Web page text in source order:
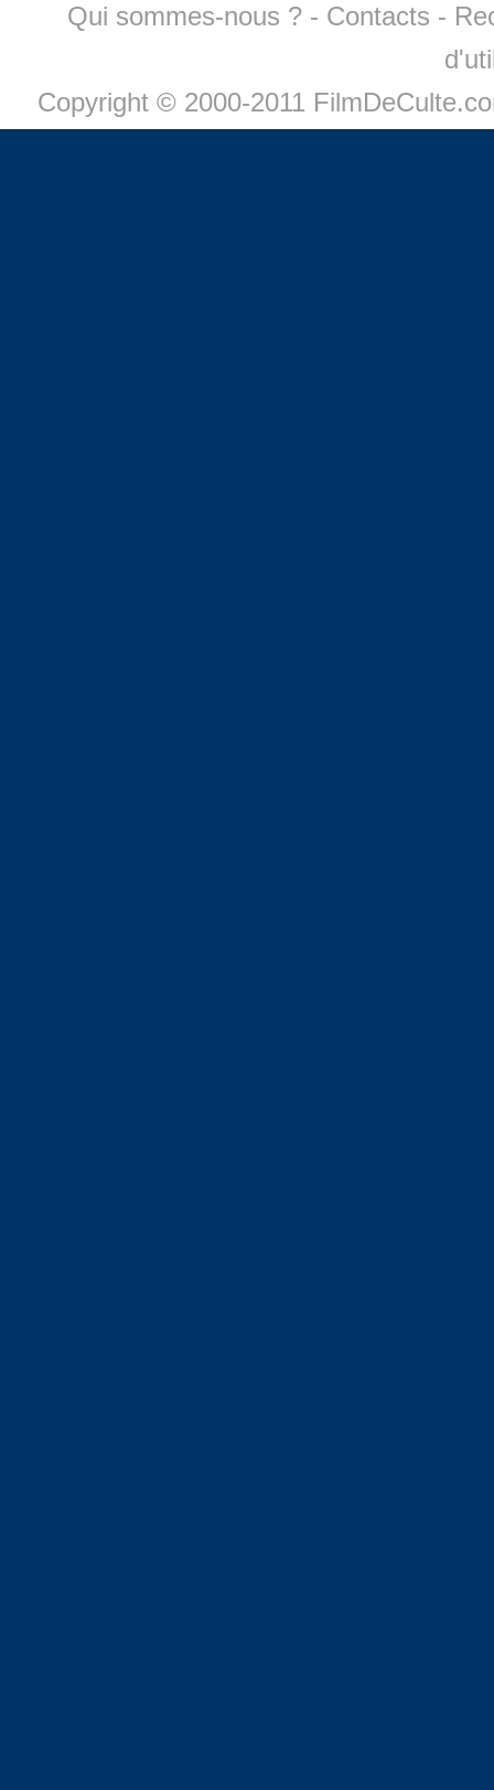
Qui sommes-nous ? - Contacts -
Copyright © 2000-2011